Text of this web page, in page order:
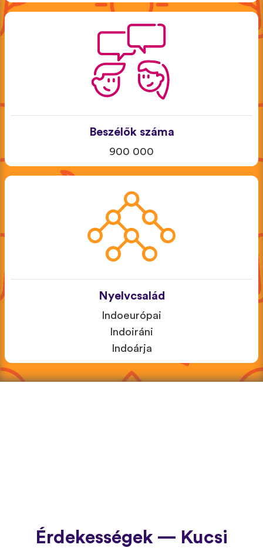
Beszélők száma
900 000
Nyelvcsalád
Indoeurópai
Indoiráni
Indoárja
Érdekességek — Kucsi